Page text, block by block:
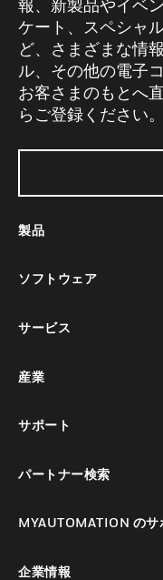
報、新製品やイベ
ケート、スペシャ
ど、さまざまな情
ル、その他の電子
お客さまのもとへ
らご登録ください。
製品
ソフトウェア
サービス
産業
サポート
パートナー検索
MYAUTOMATION のサ
企業情報